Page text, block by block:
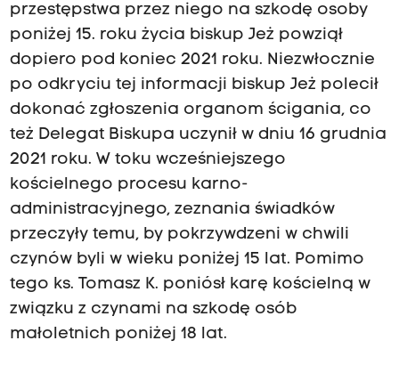
przestępstwa przez niego na szkodę osoby
poniżej 15. roku życia biskup Jeż powziął
dopiero pod koniec 2021 roku. Niezwłocznie
po odkryciu tej informacji biskup Jeż polecił
dokonać zgłoszenia organom ścigania, co
też Delegat Biskupa uczynił w dniu 16 grudnia
2021 roku. W toku wcześniejszego
kościelnego procesu karno-
administracyjnego, zeznania świadków
przeczyły temu, by pokrzywdzeni w chwili
czynów byli w wieku poniżej 15 lat. Pomimo
tego ks. Tomasz K. poniósł karę kościelną w
związku z czynami na szkodę osób
małoletnich poniżej 18 lat.